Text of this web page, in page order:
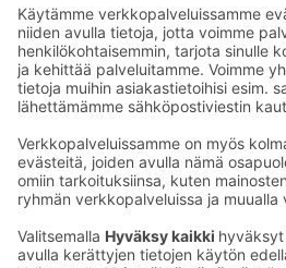
Sähköpostiosoitteet S-
etunimi.sukunimi@sok.fi
Seuraa meitä: